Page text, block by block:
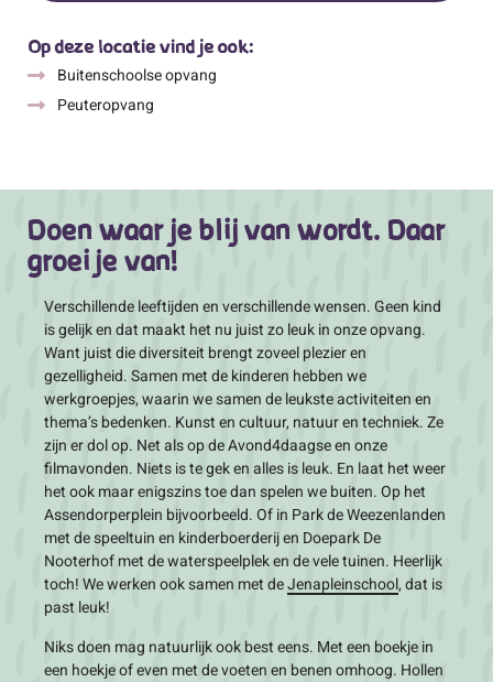
Op deze locatie vind je ook:
Buitenschoolse opvang
Peuteropvang
Doen waar je blij van wordt. Daar
groei je van!
Verschillende leeftijden en verschillende wensen. Geen kind
is gelijk en dat maakt het nu juist zo leuk in onze opvang.
Want juist die diversiteit brengt zoveel plezier en
gezelligheid. Samen met de kinderen hebben we
werkgroepjes, waarin we samen de leukste activiteiten en
thema’s bedenken. Kunst en cultuur, natuur en techniek. Ze
zijn er dol op. Net als op de Avond4daagse en onze
filmavonden. Niets is te gek en alles is leuk. En laat het weer
het ook maar enigszins toe dan spelen we buiten. Op het
Assendorperplein bijvoorbeeld. Of in Park de Weezenlanden
met de speeltuin en kinderboerderij en Doepark De
Nooterhof met de waterspeelplek en de vele tuinen. Heerlijk
toch! We werken ook samen met deJenapleinschool, dat is
past leuk!
Niks doen mag natuurlijk ook best eens. Met een boekje in
een hoekje of even met de voeten en benen omhoog. Hollen